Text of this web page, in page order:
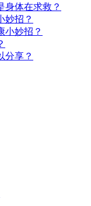
身体在求救？
妙招？
小妙招？
分享？